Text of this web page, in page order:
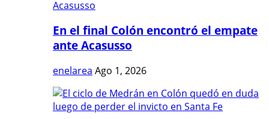
En el final Colón encontró el empate
ante Acasusso
enelarea Ago 1, 2026